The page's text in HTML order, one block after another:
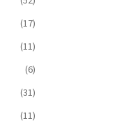
(17)
(11)
(6)
(31)
(11)